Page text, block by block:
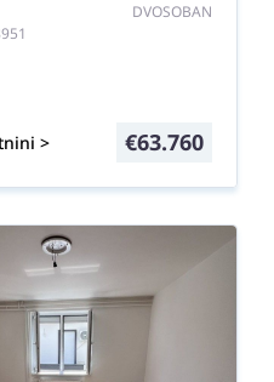
DVOSOBAN
> €63.760